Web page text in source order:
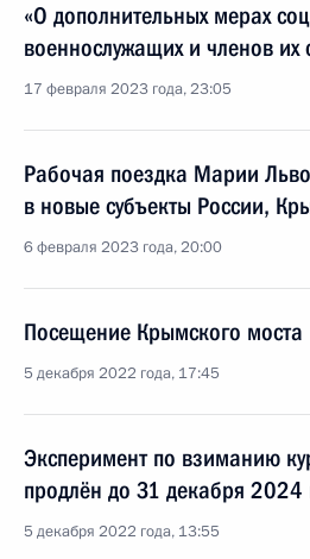
«О дополнительных мерах
военнослужащих и членов их
17 февраля 2023 года, 23:05
Рабочая поездка Марии
в новые субъекты России,
6 февраля 2023 года, 20:00
Посещение Крымского моста
5 декабря 2022 года, 17:45
Эксперимент по взиманию
продлён до 31 декабря 2024
5 декабря 2022 года, 13:55